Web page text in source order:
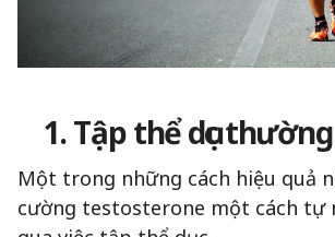
1. Tập thể dục
Một trong những cách hiệu quả
cường testosterone một cách tự